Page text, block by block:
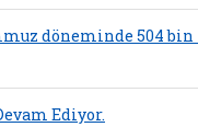
döneminde 504
Ediyor.